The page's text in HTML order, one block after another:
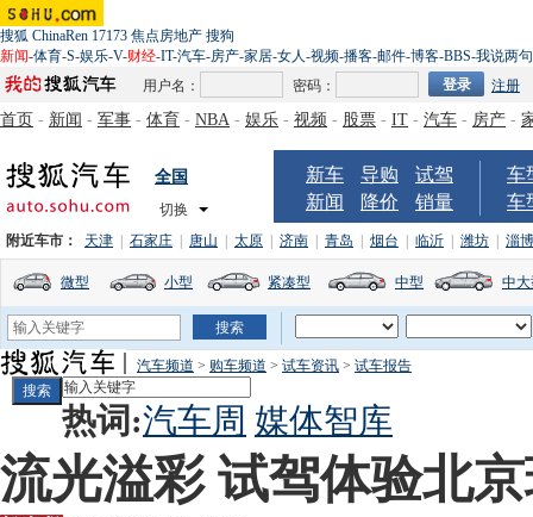
搜狐 ChinaRen 17173 焦点房地产 搜狗
新闻-体育-S-娱乐-V-财经-IT-汽车-房产-家居-女人-视频-播客-邮件-博客-BBS-我说两句
用户名：
密码： 注册
首页 - 新闻 - 军事 - 体育 - NBA - 娱乐 - 视频 - 股票 - IT - 汽车 - 房产 -
全国
切换
新车 导购
试驾
新闻
降价 销量
车
车
附近车市： 天津 石家庄 唐山 太原 济南 青岛 烟台 临沂 潍坊 淄博
微型 小型 紧凑型 中型 中
汽车频道 > 购车频道 > 试车资讯 > 试车报告
热词:汽车周 媒体智库
流光溢彩 试驾体验北